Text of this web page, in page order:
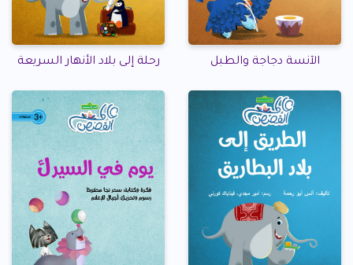
الآنسة دجاجة والطبل رحلة إلى بلاد الأنهار السريعة